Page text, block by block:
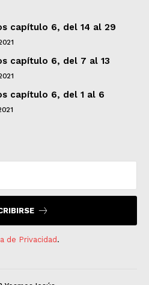
capítulo 6, del 14 al 29
capítulo 6, del 7 al 13
capítulo 6, del 1 al 6
de Privacidad .